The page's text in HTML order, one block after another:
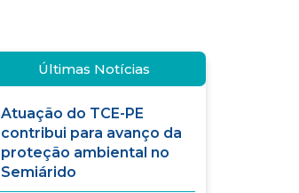
Últimas Notícias
Atuação do TCE-PE
contribui para avanço da
proteção ambiental no
Semiárido